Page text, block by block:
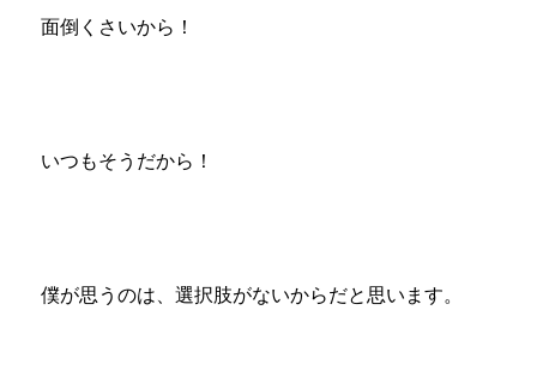
面倒くさいから！
いつもそうだから！
僕が思うのは、選択肢がないからだと思います。